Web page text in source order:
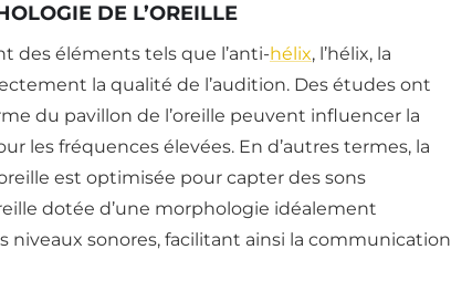
DE L’OREILLE
des éléments tels que l’anti-hélix, l’hélix, la
la qualité de l’audition. Des études ont
du pavillon de l’oreille peuvent influencer la
les fréquences élevées. En d’autres termes, la
est optimisée pour capter des sons
dotée d’une morphologie idéalement
sonores, facilitant ainsi la communication